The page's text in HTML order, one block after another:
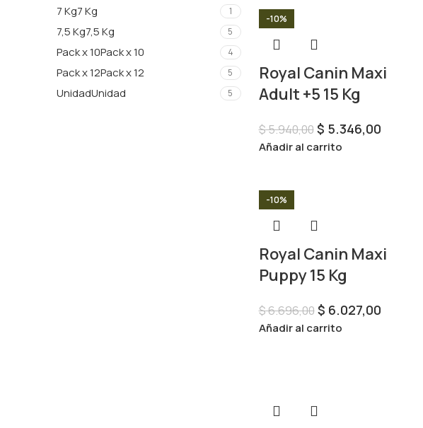
7 Kg7 Kg 1
7,5 Kg7,5 Kg 5
Pack x 10Pack x 10 4
Pack x 12Pack x 12 5
UnidadUnidad 5
-10%
Royal Canin Maxi
Adult +5 15 Kg
$5.940,00 $ 5.346,00
Añadir al carrito
-10%
Royal Canin Maxi
Puppy 15 Kg
$6.696,00 $ 6.027,00
Añadir al carrito